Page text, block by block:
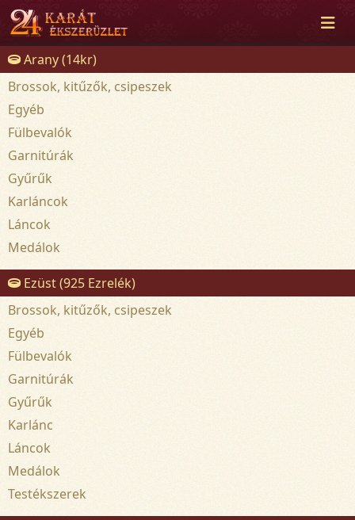
Arany (14kr)
Brossok, kitűzők, csipeszek
Egyéb
Fülbevalók
Garnitúrák
Gyűrűk
Karláncok
Láncok
Medálok
Ezüst (925 Ezrelék)
Brossok, kitűzők, csipeszek
Egyéb
Fülbevalók
Garnitúrák
Gyűrűk
Karlánc
Láncok
Medálok
Testékszerek